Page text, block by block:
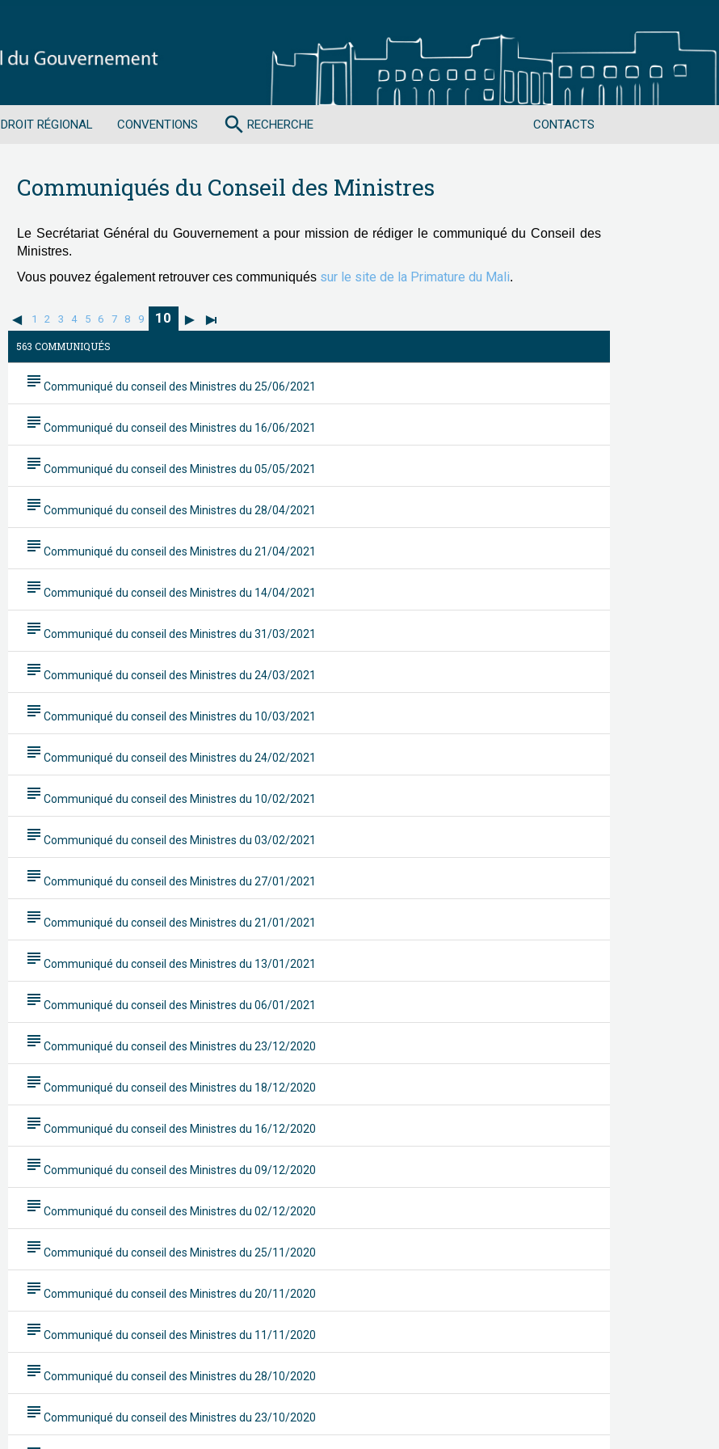
DROIT RÉGIONAL CONVENTIONS CONTACTS
search RECHERCHE
Communiqués du Conseil des Ministres
Le Secrétariat Général du Gouvernement a pour mission de rédiger le communiqué du Conseil des
Ministres.
Vous pouvez également retrouver ces communiqués sur le site de la Primature du Mali.
1 2 3 4 5 6 7 8 9 10
563 COMMUNIQUÉS
subject Communiqué du conseil des Ministres du 25/06/2021
subject Communiqué du conseil des Ministres du 16/06/2021
subject Communiqué du conseil des Ministres du 05/05/2021
subject Communiqué du conseil des Ministres du 28/04/2021
subject Communiqué du conseil des Ministres du 21/04/2021
subject Communiqué du conseil des Ministres du 14/04/2021
subject Communiqué du conseil des Ministres du 31/03/2021
subject Communiqué du conseil des Ministres du 24/03/2021
subject Communiqué du conseil des Ministres du 10/03/2021
subject Communiqué du conseil des Ministres du 24/02/2021
subject Communiqué du conseil des Ministres du 10/02/2021
subject Communiqué du conseil des Ministres du 03/02/2021
subject Communiqué du conseil des Ministres du 27/01/2021
subject Communiqué du conseil des Ministres du 21/01/2021
subject Communiqué du conseil des Ministres du 13/01/2021
subject Communiqué du conseil des Ministres du 06/01/2021
subject Communiqué du conseil des Ministres du 23/12/2020
subject Communiqué du conseil des Ministres du 18/12/2020
subject Communiqué du conseil des Ministres du 16/12/2020
subject Communiqué du conseil des Ministres du 09/12/2020
subject Communiqué du conseil des Ministres du 02/12/2020
subject Communiqué du conseil des Ministres du 25/11/2020
subject Communiqué du conseil des Ministres du 20/11/2020
subject Communiqué du conseil des Ministres du 11/11/2020
subject Communiqué du conseil des Ministres du 28/10/2020
subject Communiqué du conseil des Ministres du 23/10/2020